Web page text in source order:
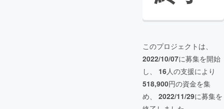
このプロジェクトは、
2022/10/07に募集を開始
し、 16人の支援により
518,900円の資金を集
め、 2022/11/29に募集を